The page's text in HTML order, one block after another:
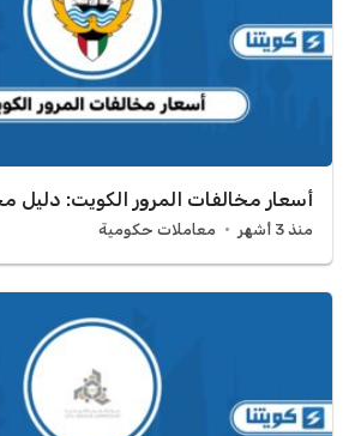
أسعار مخالفات المرور الكويت: دليل
منذ 3 أشهر معاملات حكومية